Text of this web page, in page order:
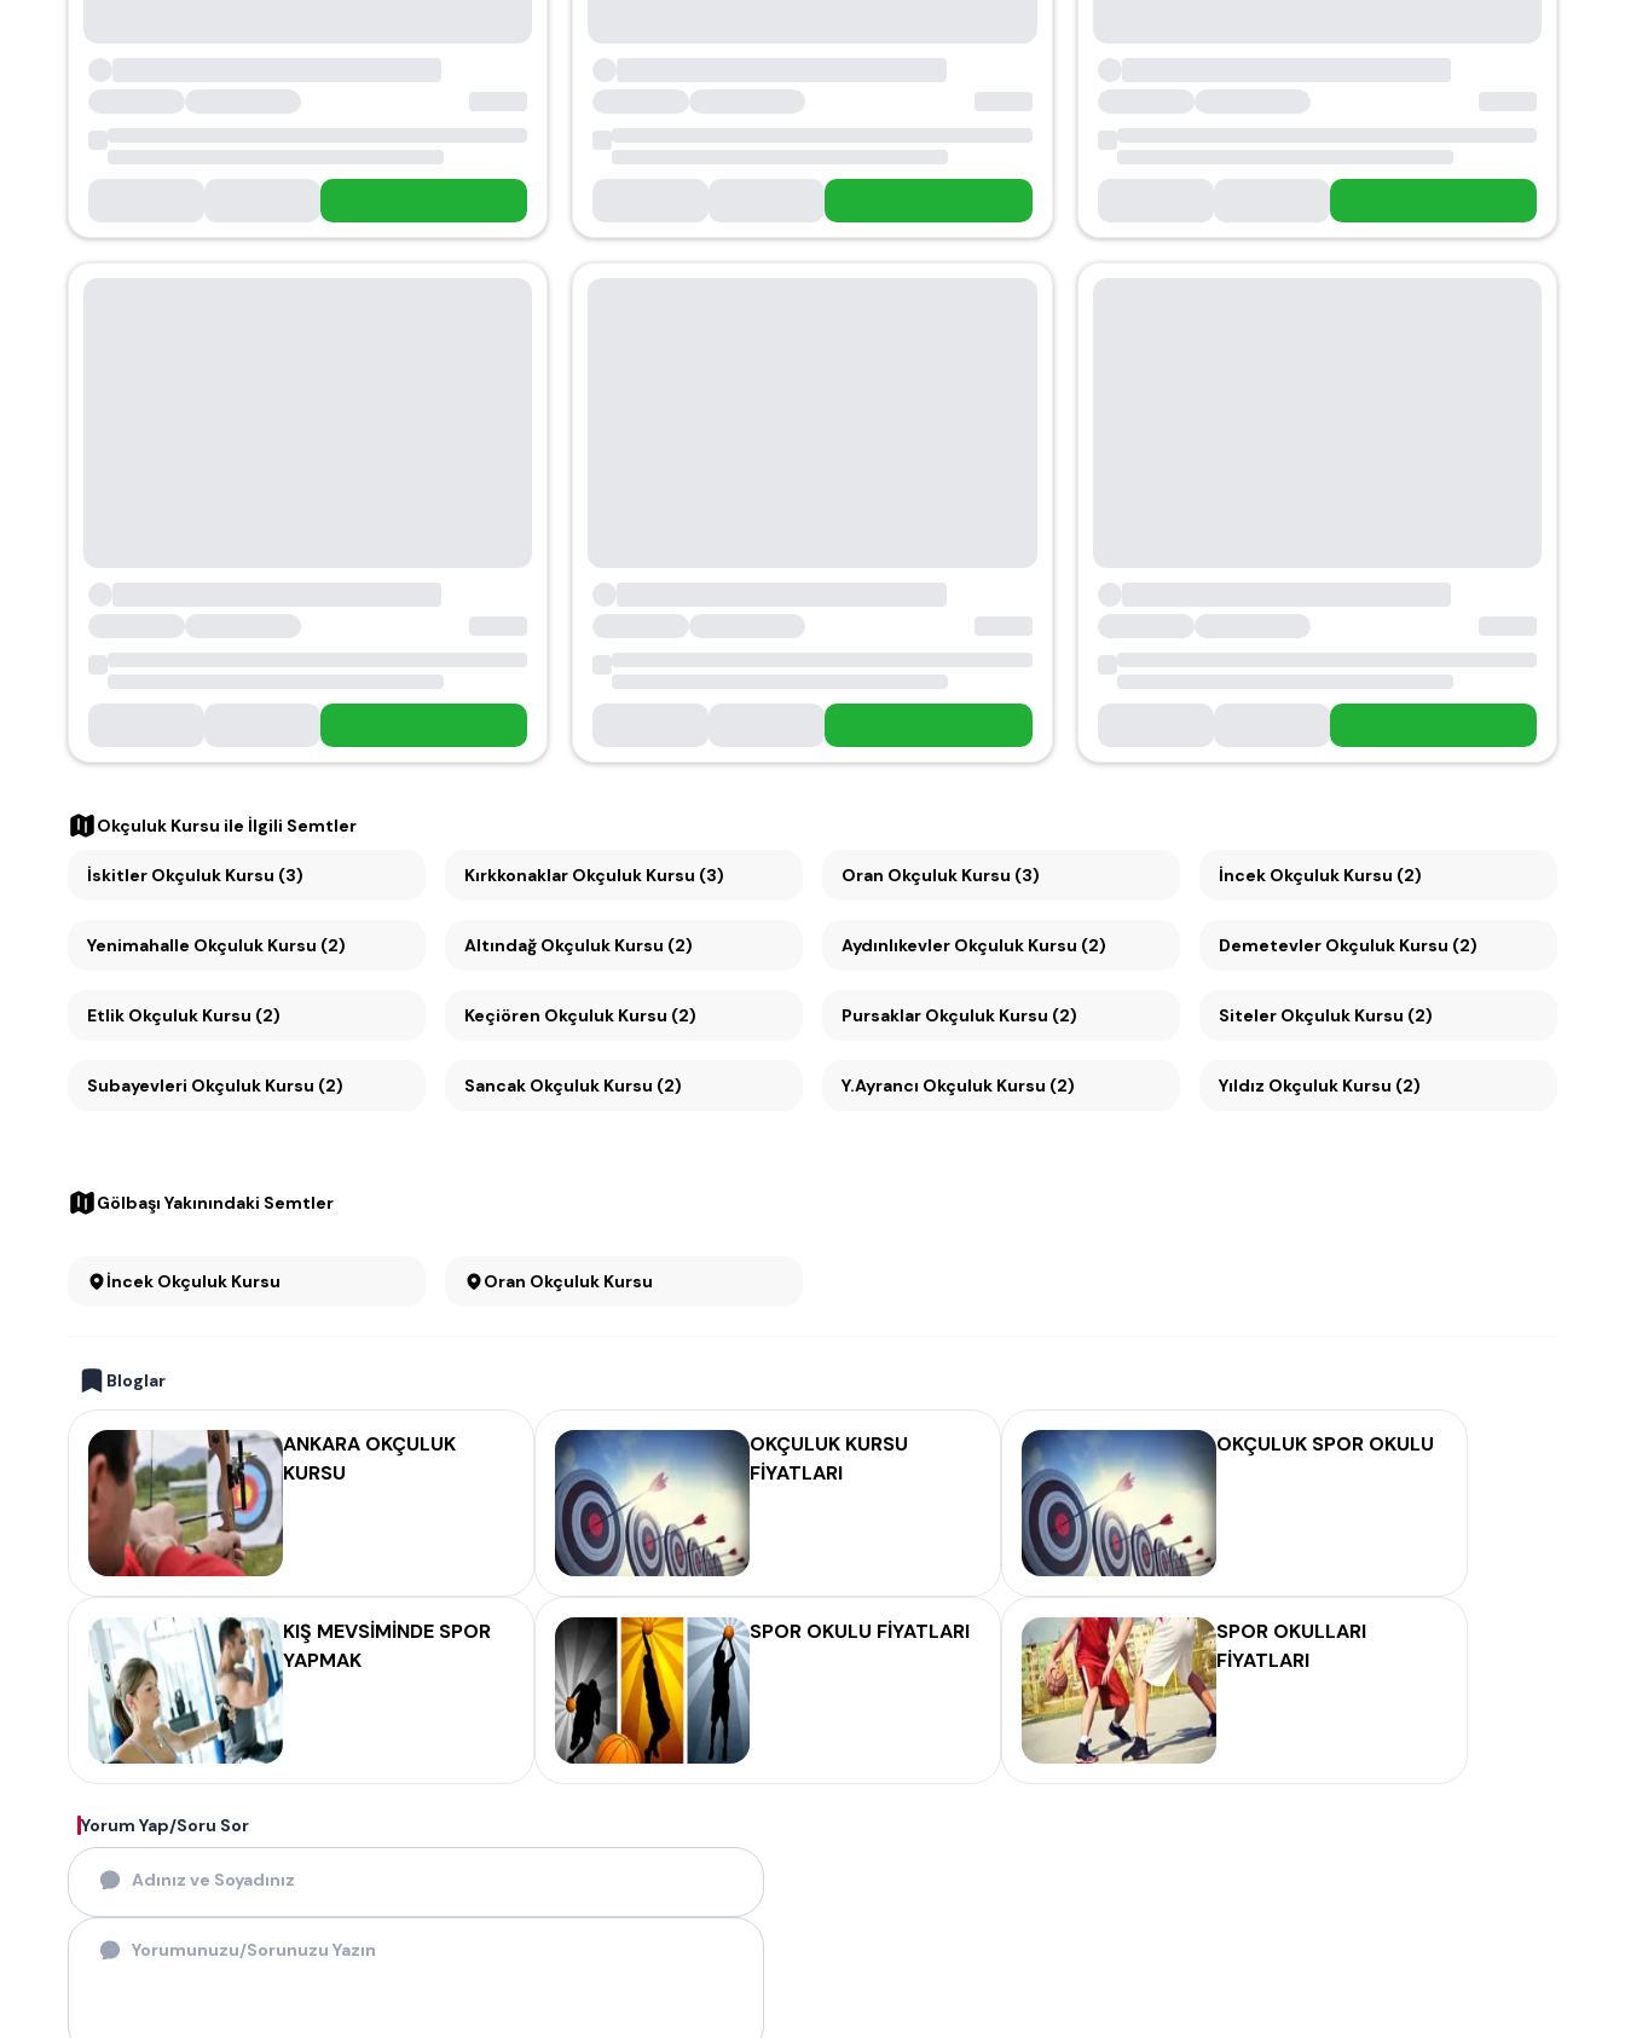
Okçuluk Kursu ile İlgili Semtler
İskitler Okçuluk Kursu (3) Kırkkonaklar Okçuluk Kursu (3) Oran Okçuluk Kursu (3) İncek Okçuluk Kursu (2)
Yenimahalle Okçuluk Kursu (2) Altındağ Okçuluk Kursu (2) Aydınlıkevler Okçuluk Kursu (2) Demetevler Okçuluk Kursu (2)
Etlik Okçuluk Kursu (2) Keçiören Okçuluk Kursu (2) Pursaklar Okçuluk Kursu (2) Siteler Okçuluk Kursu (2)
Subayevleri Okçuluk Kursu (2) Sancak Okçuluk Kursu (2) Y.Ayrancı Okçuluk Kursu (2) Yıldız Okçuluk Kursu (2)
Gölbaşı Yakınındaki Semtler
İncek Okçuluk Kursu Oran Okçuluk Kursu
Bloglar
ANKARA OKÇULUK
KURSU
OKÇULUK KURSU
FİYATLARI
OKÇULUK SPOR OKULU
KIŞ MEVSİMİNDE SPOR
YAPMAK
SPOR OKULU FİYATLARI
SPOR OKULLARI
FİYATLARI
Yorum Yap/Soru Sor